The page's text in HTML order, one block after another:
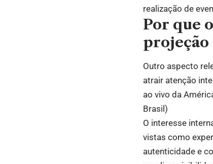
realização de
Por que
Outro aspecto
atrair atenção
ao vivo da
Brasil )
O interesse
vistas como
autenticidade e